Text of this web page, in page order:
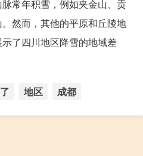
常年积雪，例如夹金山、贡
然而，其他的平原和丘陵地
了四川地区降雪的地域差
地区 成都